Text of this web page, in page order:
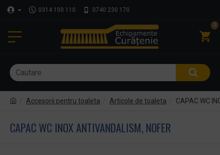
0314 100 110 0740 230 170
0
Accesorii pentru toaleta Articole de toaleta CAPAC WC
CAPAC WC INOX ANTIVANDALISM, NOFER